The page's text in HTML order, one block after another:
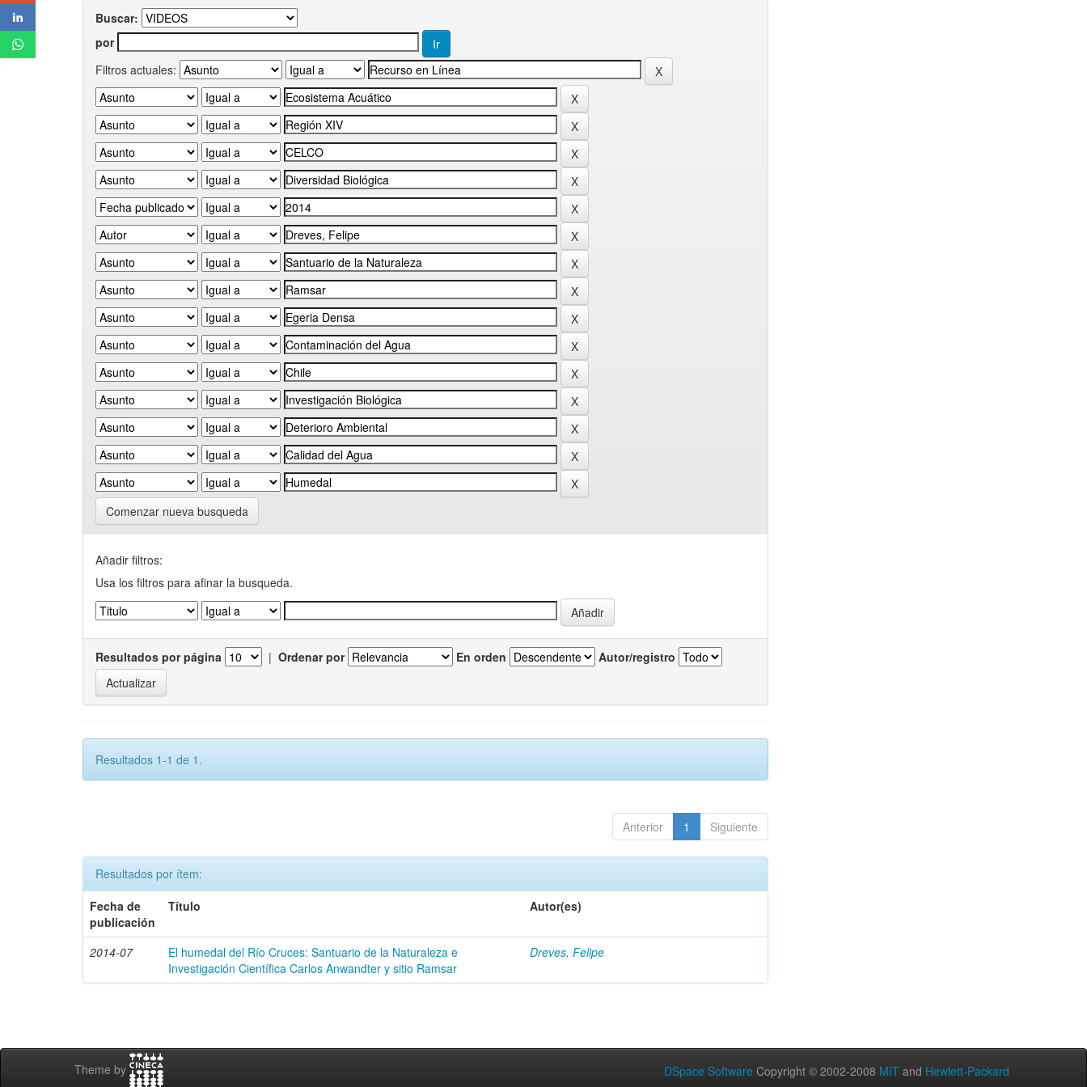
Buscar:
por
Filtros actuales:
Comenzar nueva busqueda
Añadir filtros:
Usa los filtros para afinar la busqueda.
Resultados por página | Ordenar por En orden Autor/registro
Resultados 1-1 de 1.
Anterior 1 Siguiente
Resultados por ítem:
Fecha de
publicación
Título Autor(es)
2014-07
El humedal del Río Cruces: Santuario de la Naturaleza e
Investigación Científica Carlos Anwandter y sitio Ramsar
Dreves, Felipe
Theme by DSpace Software Copyright © 2002-2008 MIT and Hewlett-Packard